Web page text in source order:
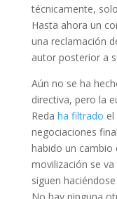
técnicamente,
Hasta ahora un
una reclamación
autor posterior a
Aún no se ha
directiva, pero la
Reda ha filtrado
negociaciones
habido un cambio
movilización se
siguen